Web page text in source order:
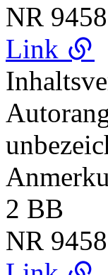
NR
Link
2 BB
NR